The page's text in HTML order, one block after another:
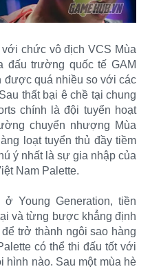
chức vô địch VCS Mùa
đấu trường quốc tế GAM
được quá nhiều so với các
thất bại ê chề tại chung
chính là đội tuyển hoạt
chuyển nhượng Mùa
loạt tuyển thủ đầy tiềm
ý nhất là sự gia nhập của
Nam Palette.
Young Generation, tiền
và từng bược khẳng định
trở thành ngôi sao hàng
có thể thi đấu tốt với
hình nào. Sau một mùa hè